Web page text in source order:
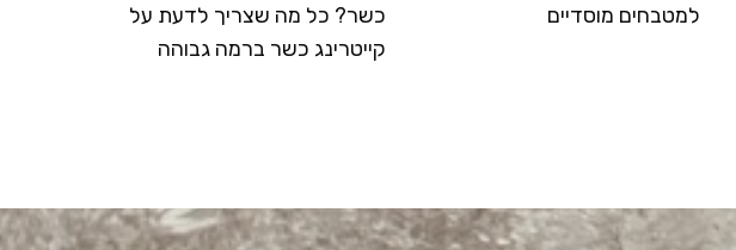
למטבחים מוסדיים
כשר? כל מה שצריך לדעת על
קייטרינג כשר ברמה גבוהה